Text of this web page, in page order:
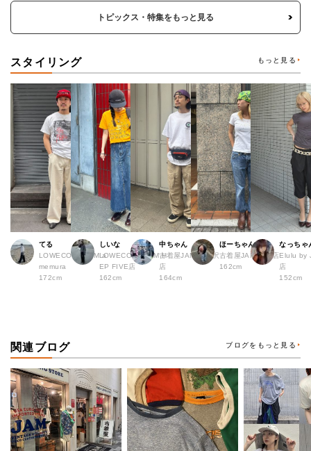
トピックス・特集をもっと見る
スタイリング もっと見る
てる
LOWECO by JAM a
memura
172cm
しいな
LOWECO by JAM H
EP FIVE店
162cm
中ちゃん
古着屋JAM 下北沢
店
164cm
ほーちゃん
古着屋JAM 広島店
162cm
なっちゃ
Elulu by
店
152cm
関連ブログ ブログをもっと見る